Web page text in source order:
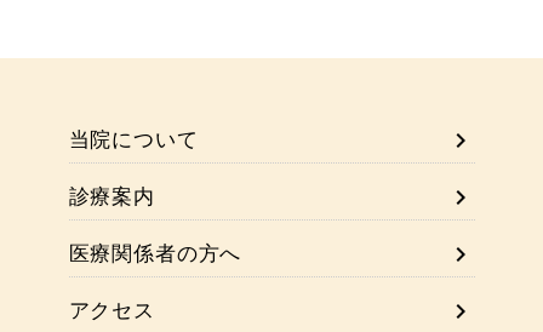
chevron_right
当院について
chevron_right
診療案内
chevron_right
医療関係者の方へ
chevron_right
アクセス